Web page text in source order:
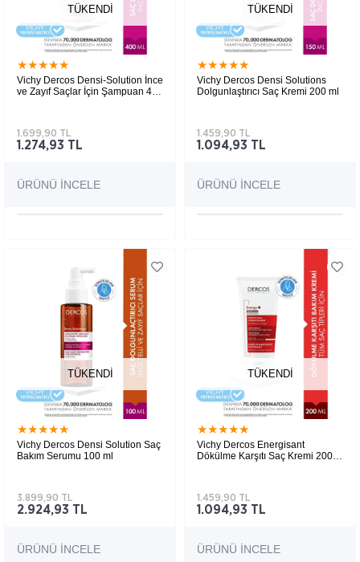
TÜKENDI
★★★★★
Vichy Dercos Densi-Solution İnce
ve Zayıf Saçlar İçin Şampuan 400
1.274,93 TL
1.699,90 TL
ÜRÜNÜ İNCELE
TÜKENDI
★★★★★
Vichy Dercos Densi Solutions
Dolgunlaştırıcı Saç Kremi 200 ml
1.094,93 TL
1.459,90 TL
ÜRÜNÜ İNCELE
TÜKENDI
★★★★★
Vichy Dercos Densi Solution Saç
Bakım Serumu 100 ml
2.924,93 TL
3.899,90 TL
ÜRÜNÜ İNCELE
TÜKENDI
★★★★★
Vichy Dercos Energisant
Dökülme Karşıtı Saç Kremi 200
1.094,93 TL
1.459,90 TL
ÜRÜNÜ İNCELE